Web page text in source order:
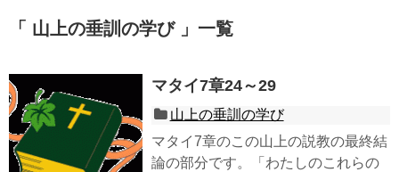
「 山上の垂訓の学び 」一覧
マタイ7章24～29
山上の垂訓の学び
マタイ7章のこの山上の説教の最終結
論の部分です。「わたしのこれらの